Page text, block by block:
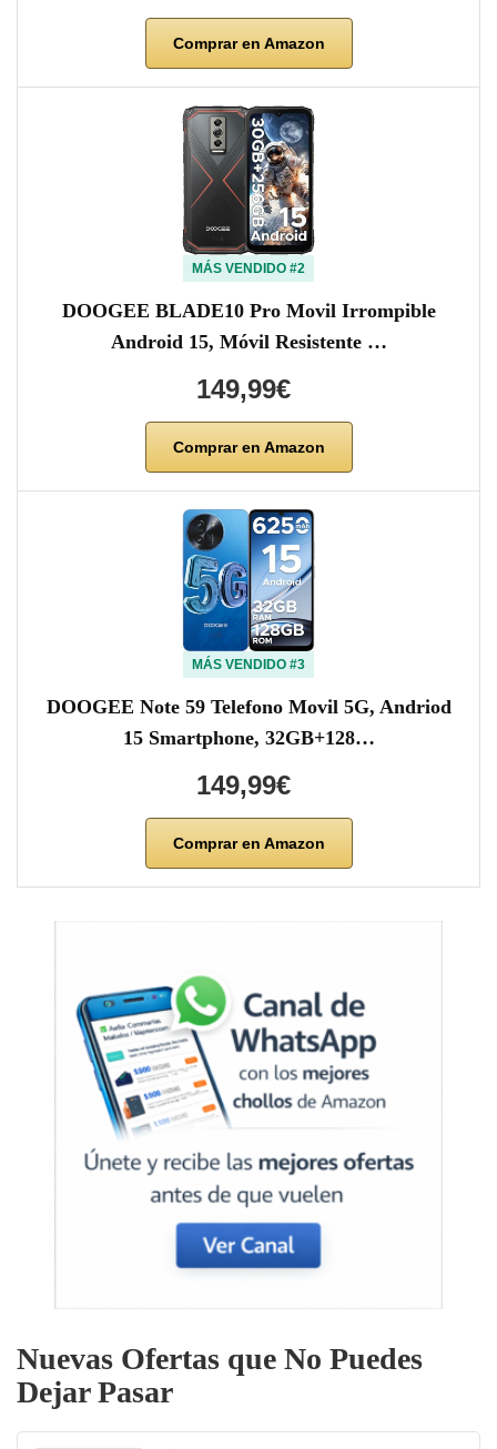
Comprar en Amazon
MÁS VENDIDO #2
DOOGEE BLADE10 Pro Movil Irrompible
Android 15, Móvil Resistente …
149,99€
Comprar en Amazon
MÁS VENDIDO #3
DOOGEE Note 59 Telefono Movil 5G, Andriod
15 Smartphone, 32GB+128…
149,99€
Comprar en Amazon
Nuevas Ofertas que No Puedes
Dejar Pasar